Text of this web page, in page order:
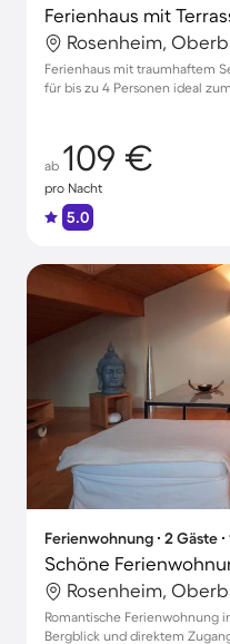
Ferienhaus mit
Rosenheim,
Ferienhaus mit traumhaftem
für bis zu 4 Personen ideal
ab 109 €
pro Nacht
5.0
Ferienwohnung ∙ 2 Gäste
Rosenheim,
Romantische Ferienwohnung
Bergblick und direktem